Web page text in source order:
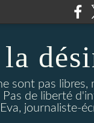
sont pas
de liberté
journaliste-